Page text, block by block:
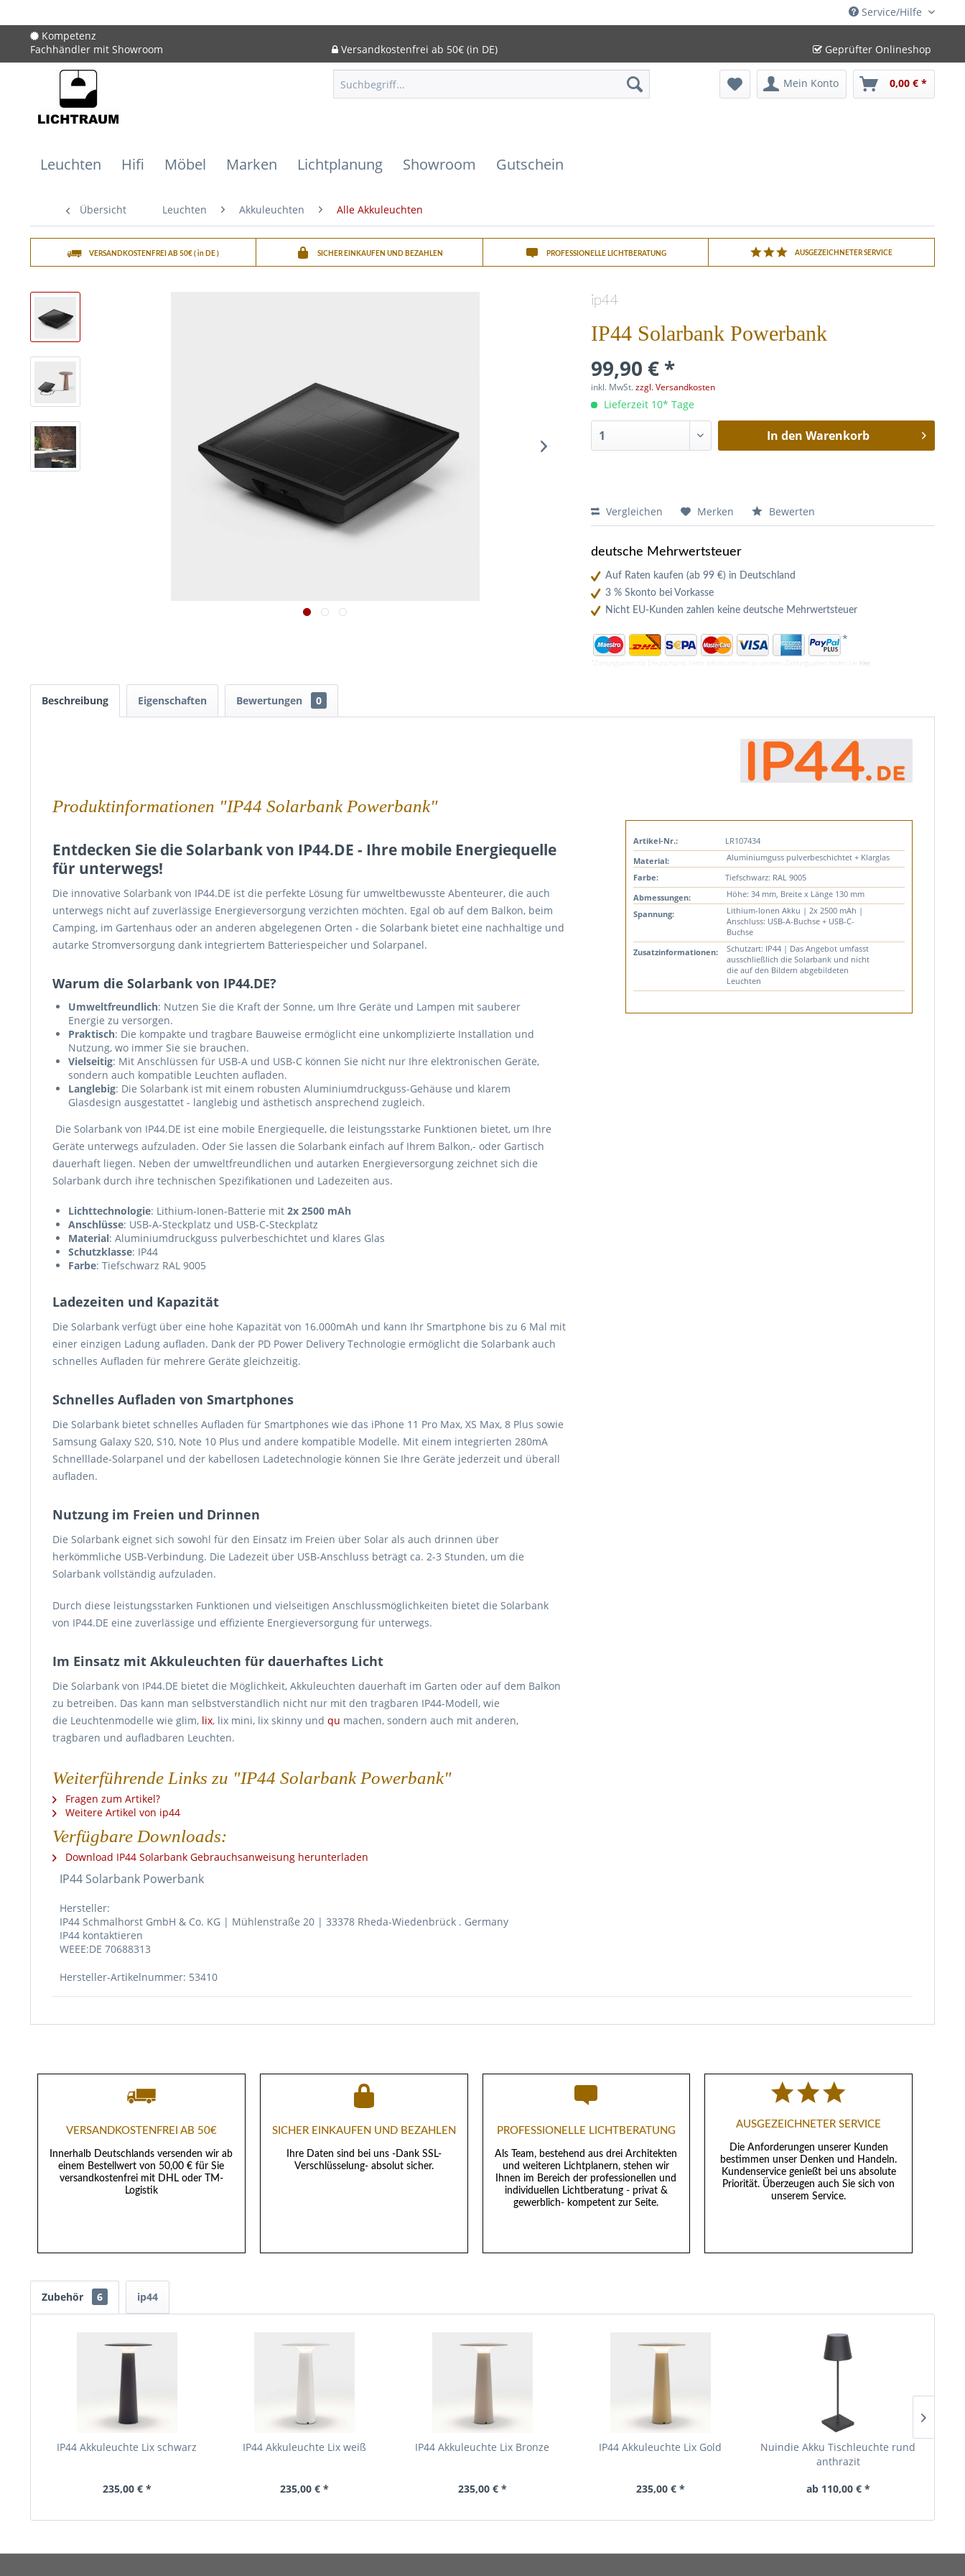
Service/Hilfe
Kompetenz
Fachhändler mit Showroom
Versandkostenfrei ab 50€ (in DE) Geprüfter Onlineshop
Mein Konto 0,00 € *
Leuchten Hifi Möbel Marken Lichtplanung Showroom Gutschein
Übersicht Leuchten Akkuleuchten Alle Akkuleuchten
VERSANDKOSTENFREI AB 50€ ( in DE ) SICHER EINKAUFEN UND BEZAHLEN PROFESSIONELLE LICHTBERATUNG AUSGEZEICHNETER SERVICE
ip44
IP44 Solarbank Powerbank
99,90 € *
inkl. MwSt.zzgl. Versandkosten
Lieferzeit 10* Tage
In den Warenkorb
Vergleichen Merken Bewerten
deutsche Mehrwertsteuer
Auf Raten kaufen (ab 99 €) in Deutschland
3 % Skonto bei Vorkasse
Nicht EU-Kunden zahlen keine deutsche Mehrwertsteuer
*
*Zahlungsarten für Deutschland. Mehr Informationen zu unseren Zahlungsarten finden Sie hier
Beschreibung Eigenschaften Bewertungen 0
Produktinformationen "IP44 Solarbank Powerbank"
Entdecken Sie die Solarbank von IP44.DE - Ihre mobile Energiequelle
für unterwegs!
Die innovative Solarbank von IP44.DE ist die perfekte Lösung für umweltbewusste Abenteurer, die auch
unterwegs nicht auf zuverlässige Energieversorgung verzichten möchten. Egal ob auf dem Balkon, beim
Camping, im Gartenhaus oder an anderen abgelegenen Orten - die Solarbank bietet eine nachhaltige und
autarke Stromversorgung dank integriertem Batteriespeicher und Solarpanel.
Warum die Solarbank von IP44.DE?
Umweltfreundlich: Nutzen Sie die Kraft der Sonne, um Ihre Geräte und Lampen mit sauberer
Energie zu versorgen.
Praktisch: Die kompakte und tragbare Bauweise ermöglicht eine unkomplizierte Installation und
Nutzung, wo immer Sie sie brauchen.
Vielseitig: Mit Anschlüssen für USB-A und USB-C können Sie nicht nur Ihre elektronischen Geräte,
sondern auch kompatible Leuchten aufladen.
Langlebig: Die Solarbank ist mit einem robusten Aluminiumdruckguss-Gehäuse und klarem
Glasdesign ausgestattet - langlebig und ästhetisch ansprechend zugleich.
Die Solarbank von IP44.DE ist eine mobile Energiequelle, die leistungsstarke Funktionen bietet, um Ihre
Geräte unterwegs aufzuladen. Oder Sie lassen die Solarbank einfach auf Ihrem Balkon,- oder Gartisch
dauerhaft liegen. Neben der umweltfreundlichen und autarken Energieversorgung zeichnet sich die
Solarbank durch ihre technischen Spezifikationen und Ladezeiten aus.
Lichttechnologie: Lithium-Ionen-Batterie mit 2x 2500 mAh
Anschlüsse: USB-A-Steckplatz und USB-C-Steckplatz
Material: Aluminiumdruckguss pulverbeschichtet und klares Glas
Schutzklasse: IP44
Farbe: Tiefschwarz RAL 9005
Ladezeiten und Kapazität
Die Solarbank verfügt über eine hohe Kapazität von 16.000mAh und kann Ihr Smartphone bis zu 6 Mal mit
einer einzigen Ladung aufladen. Dank der PD Power Delivery Technologie ermöglicht die Solarbank auch
schnelles Aufladen für mehrere Geräte gleichzeitig.
Schnelles Aufladen von Smartphones
Die Solarbank bietet schnelles Aufladen für Smartphones wie das iPhone 11 Pro Max, XS Max, 8 Plus sowie
Samsung Galaxy S20, S10, Note 10 Plus und andere kompatible Modelle. Mit einem integrierten 280mA
Schnelllade-Solarpanel und der kabellosen Ladetechnologie können Sie Ihre Geräte jederzeit und überall
aufladen.
Nutzung im Freien und Drinnen
Die Solarbank eignet sich sowohl für den Einsatz im Freien über Solar als auch drinnen über
herkömmliche USB-Verbindung. Die Ladezeit über USB-Anschluss beträgt ca. 2-3 Stunden, um die
Solarbank vollständig aufzuladen.
Durch diese leistungsstarken Funktionen und vielseitigen Anschlussmöglichkeiten bietet die Solarbank
von IP44.DE eine zuverlässige und effiziente Energieversorgung für unterwegs.
Im Einsatz mit Akkuleuchten für dauerhaftes Licht
Die Solarbank von IP44.DE bietet die Möglichkeit, Akkuleuchten dauerhaft im Garten oder auf dem Balkon
zu betreiben. Das kann man selbstverständlich nicht nur mit den tragbaren IP44-Modell, wie
die Leuchtenmodelle wie glim, lix, lix mini, lix skinny und qu machen, sondern auch mit anderen,
tragbaren und aufladbaren Leuchten.
Artikel-Nr.:
LR107434
Material:
Aluminiumguss pulverbeschichtet + Klarglas
Farbe:
Tiefschwarz: RAL 9005
Abmessungen:
Höhe: 34 mm, Breite x Länge 130 mm
Spannung:
Lithium-Ionen Akku | 2x 2500 mAh |
Anschluss: USB-A-Buchse + USB-C-
Buchse
Zusatzinformationen:
Schutzart: IP44 | Das Angebot umfasst
ausschließlich die Solarbank und nicht
die auf den Bildern abgebildeten
Leuchten
Weiterführende Links zu "IP44 Solarbank Powerbank"
Fragen zum Artikel?
Weitere Artikel von ip44
Verfügbare Downloads:
Download IP44 Solarbank Gebrauchsanweisung herunterladen
IP44 Solarbank Powerbank
Hersteller:
IP44 Schmalhorst GmbH & Co. KG | Mühlenstraße 20 | 33378 Rheda-Wiedenbrück . Germany
IP44 kontaktieren
WEEE:DE 70688313
Hersteller-Artikelnummer: 53410
VERSANDKOSTENFREI AB 50€
Innerhalb Deutschlands versenden wir ab
einem Bestellwert von 50,00 € für Sie
versandkostenfrei mit DHL oder TM-
Logistik
SICHER EINKAUFEN UND BEZAHLEN
Ihre Daten sind bei uns -Dank SSL-
Verschlüsselung- absolut sicher.
PROFESSIONELLE LICHTBERATUNG
Als Team, bestehend aus drei Architekten
und weiteren Lichtplanern, stehen wir
Ihnen im Bereich der professionellen und
individuellen Lichtberatung - privat &
gewerblich- kompetent zur Seite.
AUSGEZEICHNETER SERVICE
Die Anforderungen unserer Kunden
bestimmen unser Denken und Handeln.
Kundenservice genießt bei uns absolute
Priorität. Überzeugen auch Sie sich von
unserem Service.
Zubehör 6 ip44
IP44 Akkuleuchte Lix schwarz
235,00 € *
IP44 Akkuleuchte Lix weiß
235,00 € *
IP44 Akkuleuchte Lix Bronze
235,00 € *
IP44 Akkuleuchte Lix Gold
235,00 € *
Nuindie Akku Tischleuchte rund
anthrazit
ab 110,00 € *